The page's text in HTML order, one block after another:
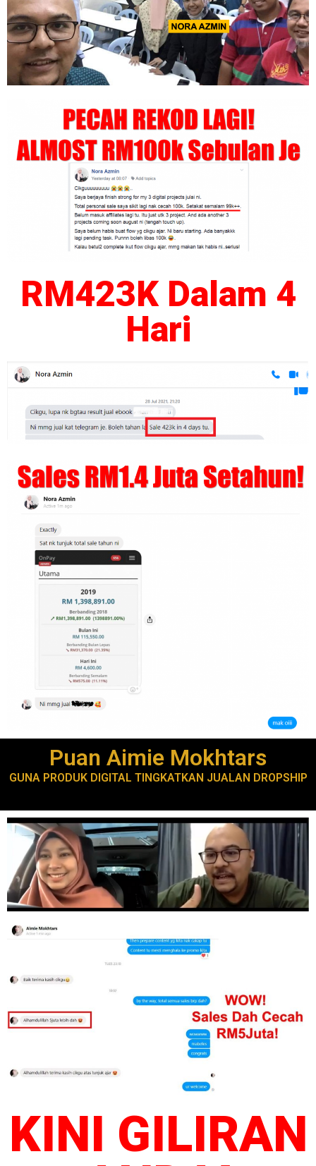
RM423K Dalam 4
Hari
Puan Aimie Mokhtars
GUNA PRODUK DIGITAL TINGKATKAN JUALAN DROPSHIP
KINI GILIRAN